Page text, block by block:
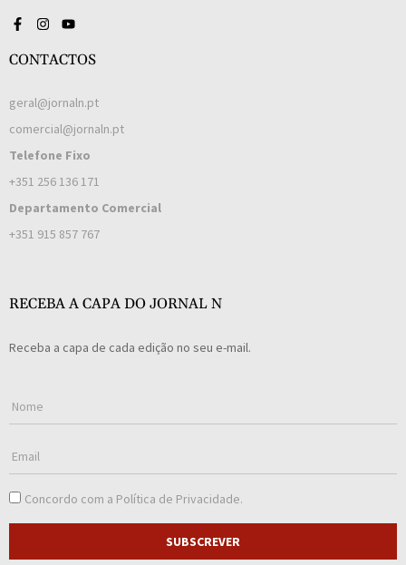
CONTACTOS
geral@jornaln.pt
comercial@jornaln.pt
Telefone Fixo
+351 256 136 171
Departamento Comercial
+351 915 857 767
RECEBA A CAPA DO JORNAL N
Receba a capa de cada edição no seu e-mail.
Concordo com a Política de Privacidade.
SUBSCREVER